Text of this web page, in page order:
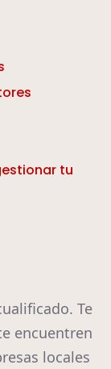
tu
Te
encuentren
locales